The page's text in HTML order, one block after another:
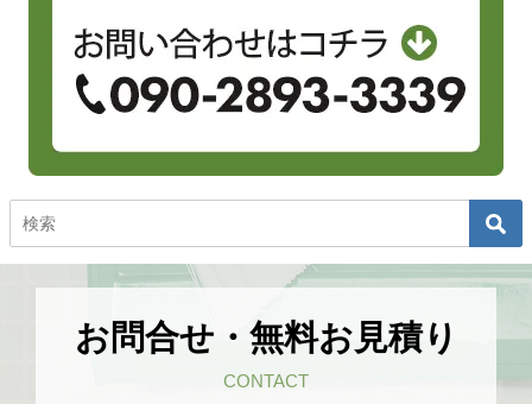
お問合せ・無料お見積り
CONTACT